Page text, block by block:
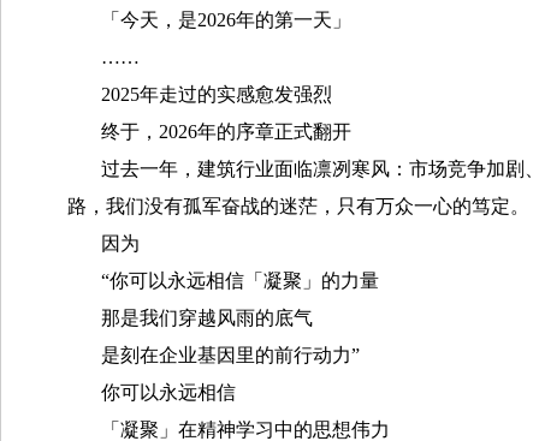
「今天，是2026年的第一天」
……
2025年走过的实感愈发强烈
终于，2026年的序章正式翻开
过去一年，建筑行业面临凛冽寒风：市场竞争加
路，我们没有孤军奋战的迷茫，只有万众一心的笃定。
因为
“你可以永远相信「凝聚」的力量
那是我们穿越风雨的底气
是刻在企业基因里的前行动力”
你可以永远相信
「凝聚」在精神学习中的思想伟力